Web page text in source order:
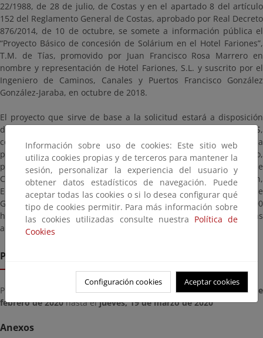
22/1988, de 28 de julio, de Costas y en el apartado 8 del artículo
152 del Reglamento General de Costas, aprobado por Real Decreto
876/2014, de 10 de octubre, se somete a información pública el
“Proyecto Básico de concesión de Solárium en el Hotel Fariones”,
T.M. de Tías, promovido por Juan Francisco Rosa Marrero en
nombre y representación de Hotel Fariones, S.L. y suscrito por el
Ingeniero de Caminos, Canales y Puertos Francisco González
González-Jaraba, en octubre de 2018.
El proyecto que sirve de base a la solicitud estará a disposición
del público durante un plazo de VEINTE (20) DÍAS HÁBILES,
contados a partir del día siguiente a aquel en que tenga lugar la
publicación de este anuncio en el Boletín Oficial del Estado,
pudiendo ser examinado en las oficinas de esta Demarcación de
Costas de Canarias, Explanada Tomás Quevedo Ramírez s/n,
Edificio de la Autoridad Portuaria 4º planta, 35008 Las Palmas de
Gran Canaria, en horario hábil de Lunes a Viernes de 9:00 a 14:00
horas, durante el cual, los interesados podrán formular las
alegaciones que estimen oportunas.
Plazo de remisión
Plazo para presentar documentación desde elviernes, 21 de
febrero de 2020hasta eljueves, 19 de marzo de 2020
Anexos
Información sobre uso de cookies: Este sitio web
utiliza cookies propias y de terceros para mantener la
sesión, personalizar la experiencia del usuario y
obtener datos estadísticos de navegación. Puede
aceptar todas las cookies o si lo desea configurar qué
tipo de cookies permitir. Para más información sobre
las cookies utilizadas consulte nuestra Política de
Cookies
Configuración cookies Aceptar cookies